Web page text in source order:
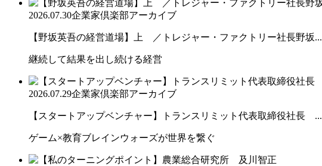
2026.07.30企業家倶楽部アーカイブ
【野坂英吾の経営道場】上 ／トレジャー・ファクトリー社長野坂...
継続して結果を出し続ける経営
2026.07.29企業家倶楽部アーカイブ
【スタートアップベンチャー】トランスリミット代表取締役社長 ...
ゲーム×教育ブレインウォーズが世界を繋ぐ